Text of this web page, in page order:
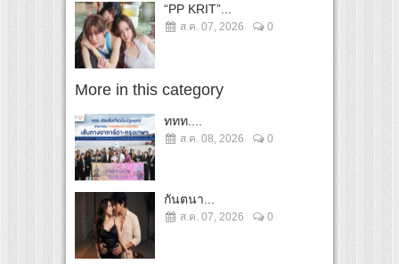
“PP KRIT”...
ส.ค. 07, 2026 0
More in this category
ททท....
ส.ค. 08, 2026 0
กันตนา...
ส.ค. 07, 2026 0